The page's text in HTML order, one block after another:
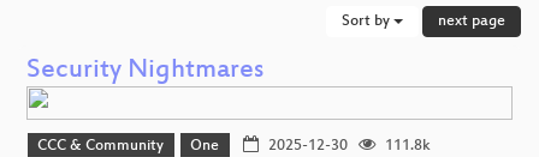
Sort by next page
Security Nightmares
CCC & Community One 2025-12-30
111.8k